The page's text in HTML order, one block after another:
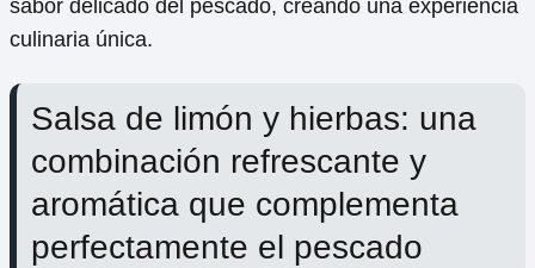
sabor delicado del pescado, creando una experiencia
culinaria única.
Salsa de limón y hierbas: una
combinación refrescante y
aromática que complementa
perfectamente el pescado